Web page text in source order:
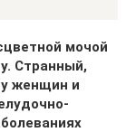
мочой
Странный,
у женщин и